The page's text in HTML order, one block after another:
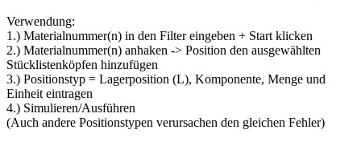
Verwendung:
1.) Materialnummer(n) in den Filter eingeben + Start klicken
2.) Materialnummer(n) anhaken -> Position den ausgewählten
Stücklistenköpfen hinzufügen
3.) Positionstyp = Lagerposition (L), Komponente, Menge und
Einheit eintragen
4.) Simulieren/Ausführen
(Auch andere Positionstypen verursachen den gleichen Fehler)